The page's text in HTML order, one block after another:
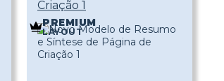
Criação 1
PREMIUM
LAYOUT